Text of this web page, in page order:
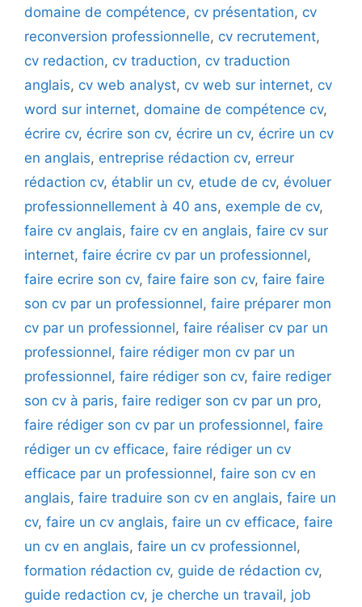
domaine de compétence, cv présentation, cv
reconversion professionnelle, cv recrutement,
cv redaction, cv traduction, cv traduction
anglais, cv web analyst, cv web sur internet, cv
word sur internet, domaine de compétence cv,
écrire cv, écrire son cv, écrire un cv, écrire un cv
en anglais, entreprise rédaction cv, erreur
rédaction cv, établir un cv, etude de cv, évoluer
professionnellement à 40 ans, exemple de cv,
faire cv anglais, faire cv en anglais, faire cv sur
internet, faire écrire cv par un professionnel,
faire ecrire son cv, faire faire son cv, faire faire
son cv par un professionnel, faire préparer mon
cv par un professionnel, faire réaliser cv par un
professionnel, faire rédiger mon cv par un
professionnel, faire rédiger son cv, faire rediger
son cv à paris, faire rediger son cv par un pro,
faire rédiger son cv par un professionnel, faire
rédiger un cv efficace, faire rédiger un cv
efficace par un professionnel, faire son cv en
anglais, faire traduire son cv en anglais, faire un
cv, faire un cv anglais, faire un cv efficace, faire
un cv en anglais, faire un cv professionnel,
formation rédaction cv, guide de rédaction cv,
guide redaction cv, je cherche un travail, job